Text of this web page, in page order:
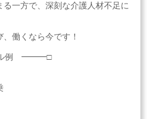
一方で、深刻な介護人材不足に
働くなら今です！
ル例 ━━━□